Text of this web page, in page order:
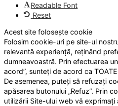
Readable Font
Reset
Acest site folosește cookie
Folosim cookie-uri pe site-ul
relevantă experiență, reținând
dumneavoastră. Prin efectuarea
acord”, sunteți de acord ca
De asemenea, puteți să refuzați
apăsarea butonului „Refuz”. Prin
utilizării Site-ului web vă exprimați